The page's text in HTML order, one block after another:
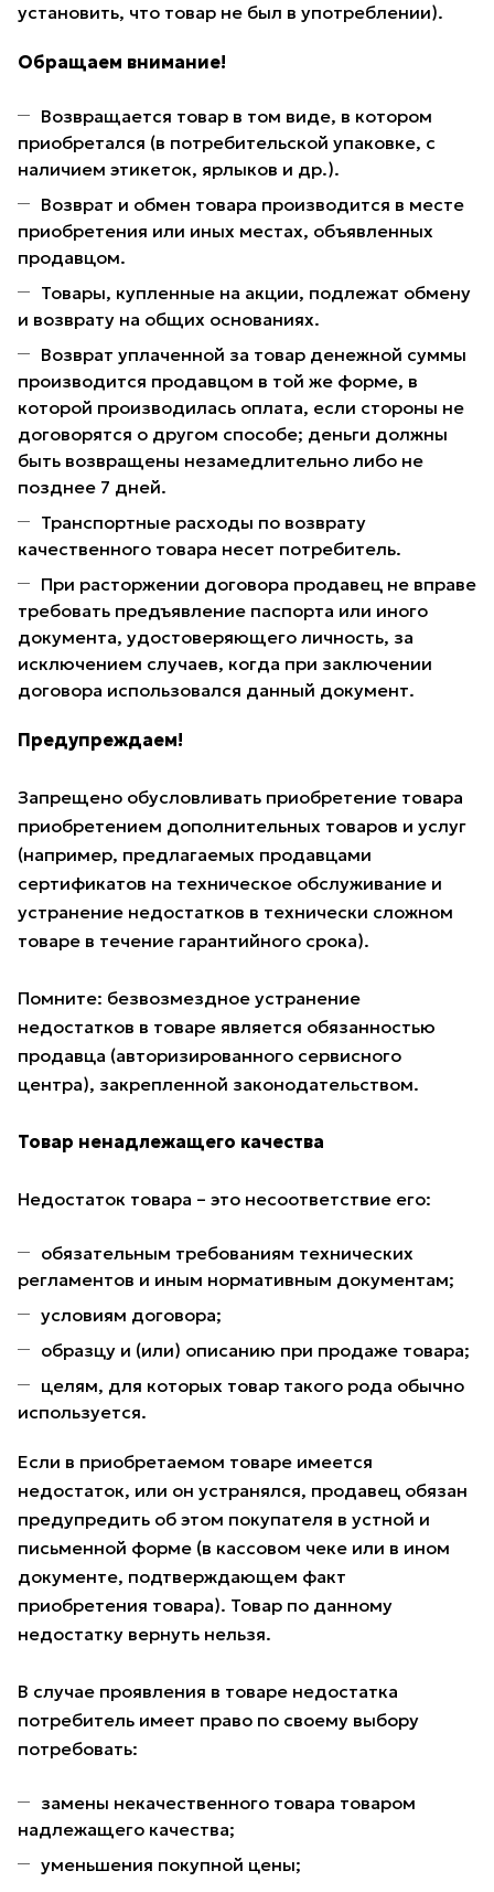
установить, что товар не был в употреблении).
Обращаем внимание!
Возвращается товар в том виде, в котором
приобретался (в потребительской упаковке, с
наличием этикеток, ярлыков и др.).
Возврат и обмен товара производится в месте
приобретения или иных местах, объявленных
продавцом.
Товары, купленные на акции, подлежат обмену
и возврату на общих основаниях.
Возврат уплаченной за товар денежной суммы
производится продавцом в той же форме, в
которой производилась оплата, если стороны не
договорятся о другом способе; деньги должны
быть возвращены незамедлительно либо не
позднее 7 дней.
Транспортные расходы по возврату
качественного товара несет потребитель.
При расторжении договора продавец не вправе
требовать предъявление паспорта или иного
документа, удостоверяющего личность, за
исключением случаев, когда при заключении
договора использовался данный документ.
Предупреждаем!
Запрещено обусловливать приобретение товара
приобретением дополнительных товаров и услуг
(например, предлагаемых продавцами
сертификатов на техническое обслуживание и
устранение недостатков в технически сложном
товаре в течение гарантийного срока).
Помните: безвозмездное устранение
недостатков в товаре является обязанностью
продавца (авторизированного сервисного
центра), закрепленной законодательством.
Товар ненадлежащего качества
Недостаток товара – это несоответствие его:
обязательным требованиям технических
регламентов и иным нормативным документам;
условиям договора;
образцу и (или) описанию при продаже товара;
целям, для которых товар такого рода обычно
используется.
Если в приобретаемом товаре имеется
недостаток, или он устранялся, продавец обязан
предупредить об этом покупателя в устной и
письменной форме (в кассовом чеке или в ином
документе, подтверждающем факт
приобретения товара). Товар по данному
недостатку вернуть нельзя.
В случае проявления в товаре недостатка
потребитель имеет право по своему выбору
потребовать:
замены некачественного товара товаром
надлежащего качества;
уменьшения покупной цены;